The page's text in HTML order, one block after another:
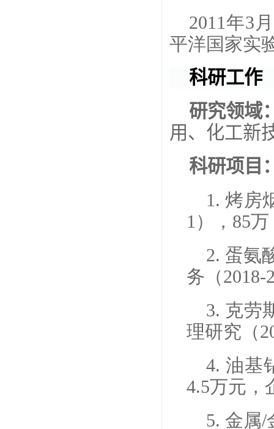
2011年3 月
平洋国家实
科研工作
研究领域
用、化工新
科研项目
1. 烤房
1）， 85万
2. 蛋氨
务（2018-
3. 克劳
理研究（
4. 油基
4.5万元，
5. 金属/